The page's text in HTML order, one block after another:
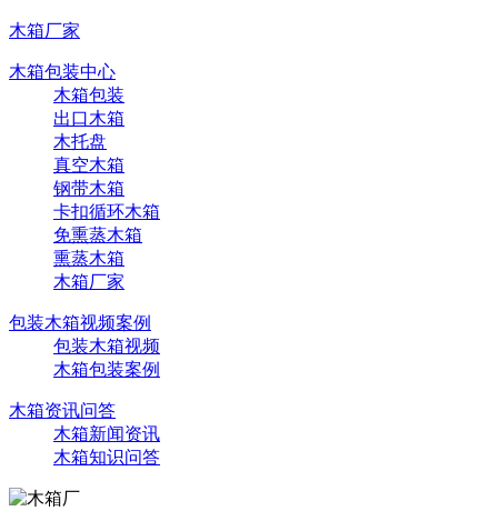
木箱厂家
木箱包装中心
木箱包装
出口木箱
木托盘
真空木箱
钢带木箱
卡扣循环木箱
免熏蒸木箱
熏蒸木箱
木箱厂家
包装木箱视频案例
包装木箱视频
木箱包装案例
木箱资讯问答
木箱新闻资讯
木箱知识问答